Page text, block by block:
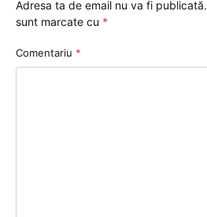
Adresa ta de email nu va fi publicată.
sunt marcate cu *
Comentariu *